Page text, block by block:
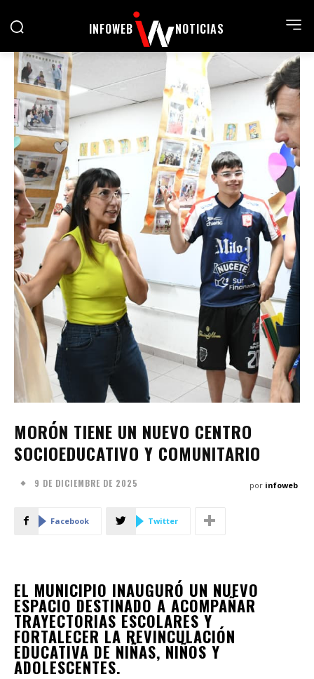
INFOWEB NOTICIAS
MORÓN TIENE UN NUEVO CENTRO
SOCIOEDUCATIVO Y COMUNITARIO
9 DE DICIEMBRE DE 2025 por infoweb
Facebook Twitter
EL MUNICIPIO INAUGURÓ UN NUEVO
ESPACIO DESTINADO A ACOMPAÑAR
TRAYECTORIAS ESCOLARES Y
FORTALECER LA REVINCULACIÓN
EDUCATIVA DE NIÑAS, NIÑOS Y
ADOLESCENTES.